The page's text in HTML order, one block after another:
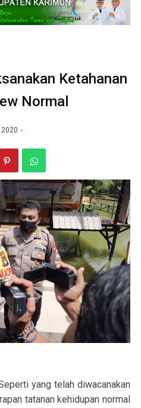
Ketahanan
Normal
yang telah diwacanakan
tatanan kehidupan normal